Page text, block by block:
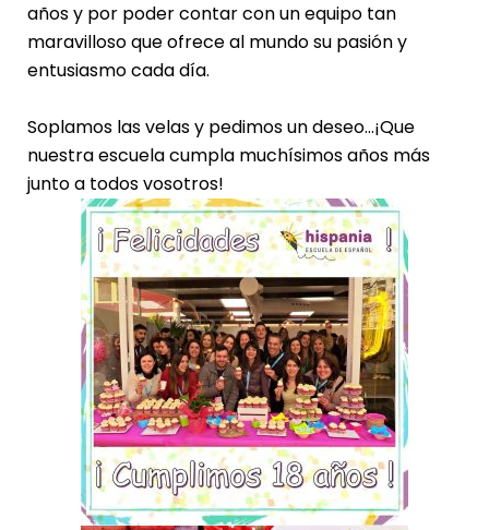
años y por poder contar con un equipo tan
maravilloso que ofrece al mundo su pasión y
entusiasmo cada día.
Soplamos las velas y pedimos un deseo…¡Que
nuestra escuela cumpla muchísimos años más
junto a todos vosotros!